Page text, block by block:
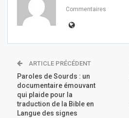
Commentaires
ARTICLE PRÉCÉDENT
Paroles de Sourds : un
documentaire émouvant
qui plaide pour la
traduction de la Bible en
Langue des signes